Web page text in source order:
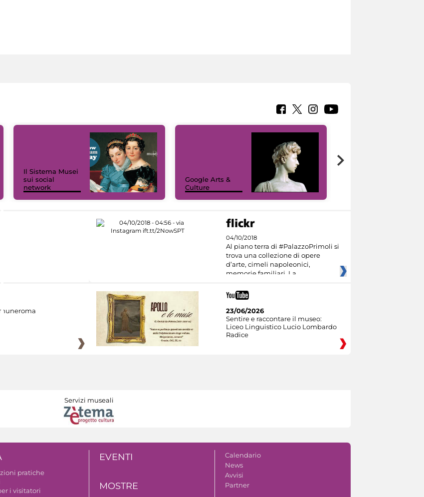
Il Sistema Musei
sui social
network
Google Arts &
Culture
04/10/2018
Al piano terra di #PalazzoPrimoli si
trova una collezione di opere
d’arte, cimeli napoleonici,
memorie familiari. La
23/06/2026
Sentire e raccontare il museo:
Liceo Linguistico Lucio Lombardo
Radice
Servizi museali
pratiche
i visitatori
EVENTI
MOSTRE
Calendario
News
Avvisi
Partner